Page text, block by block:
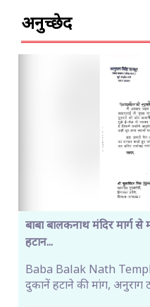
अनुच्छेद
बाबा बालकनाथ मंदिर मार्ग
हटान...
Baba Balak Nath
दुकानें हटाने की मांग,